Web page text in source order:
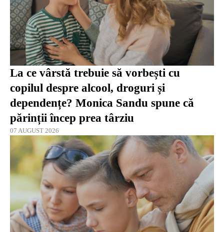
La ce vârstă trebuie să vorbești cu
copilul despre alcool, droguri și
dependențe? Monica Sandu spune că
părinții încep prea târziu
07 AUGUST 2026